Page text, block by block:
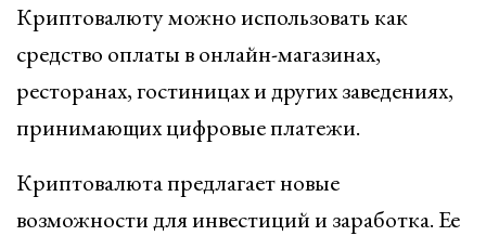
Криптовалюту можно использовать как
средство оплаты в онлайн-магазинах,
ресторанах, гостиницах и других заведениях,
принимающих цифровые платежи.
Криптовалюта предлагает новые
возможности для инвестиций и заработка. Ее